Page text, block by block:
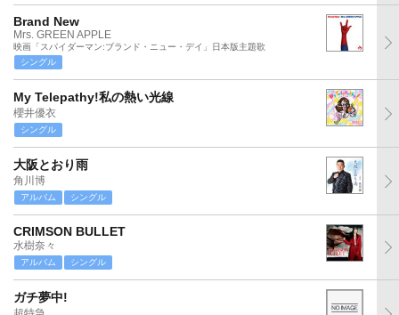
Brand New
Mrs. GREEN APPLE
映画「スパイダーマン:ブランド・ニュー・デイ」日本版主題歌
シングル
My Telepathy!私の熱い光線
櫻井優衣
シングル
大阪とおり雨
角川博
アルバム シングル
CRIMSON BULLET
水樹奈々
アルバム シングル
ガチ夢中!